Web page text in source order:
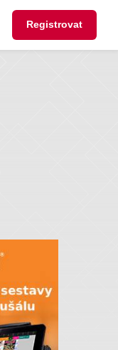
Registrovat